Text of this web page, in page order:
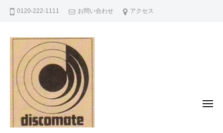
0120-222-1111 お問い合わせ アクセス
メ